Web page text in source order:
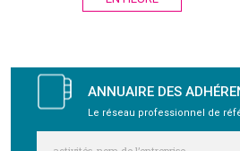
ANNUAIRE DES
Le réseau professionnel de